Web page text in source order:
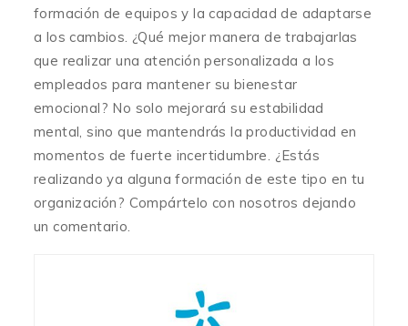
formación de equipos y la capacidad de adaptarse
a los cambios. ¿Qué mejor manera de trabajarlas
que realizar una atención personalizada a los
empleados para mantener su bienestar
emocional? No solo mejorará su estabilidad
mental, sino que mantendrás la productividad en
momentos de fuerte incertidumbre. ¿Estás
realizando ya alguna formación de este tipo en tu
organización? Compártelo con nosotros dejando
un comentario.